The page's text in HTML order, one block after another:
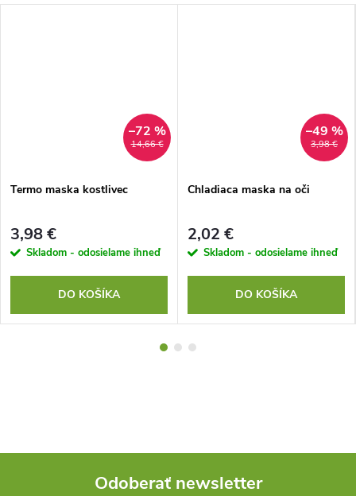
14,66 €
–72 %
Termo maska ​​kostlivec
3,98 €
Skladom - odosielame ihneď
DO KOŠÍKA
3,98 €
–49 %
Chladiaca maska ​​na oči
2,02 €
Skladom - odosielame ihneď
DO KOŠÍKA
Odoberať newsletter